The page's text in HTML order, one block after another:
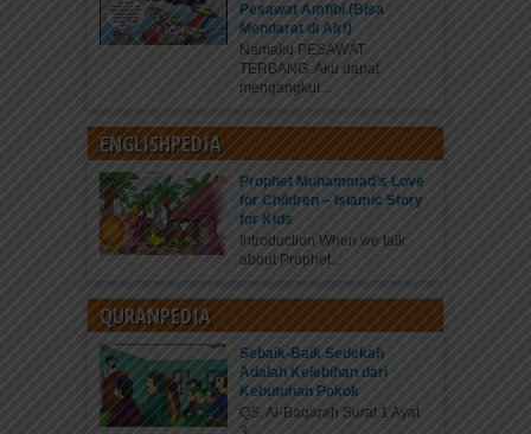
Pesawat Amfibi (Bisa
Mendarat di Air!)
Namaku PESAWAT
TERBANG. Aku dapat
mengangkut...
ENGLISHPEDIA
Prophet Muhammad’s Love
for Children – Islamic Story
for Kids
Introduction When we talk
about Prophet...
QURANPEDIA
Sebaik-Baik Sedekah
Adalah Kelebihan dari
Kebutuhan Pokok
QS. Al-Baqarah Surat 1 Ayat